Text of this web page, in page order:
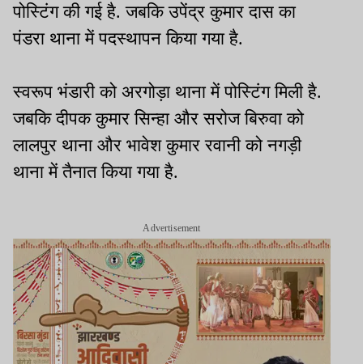
पोस्टिंग की गई है. जबकि उपेंद्र कुमार दास का
पंडरा थाना में पदस्थापन किया गया है.
स्वरूप भंडारी को अरगोड़ा थाना में पोस्टिंग मिली है.
जबकि दीपक कुमार सिन्हा और सरोज बिरुवा को
लालपुर थाना और भावेश कुमार रवानी को नगड़ी
थाना में तैनात किया गया है.
Advertisement